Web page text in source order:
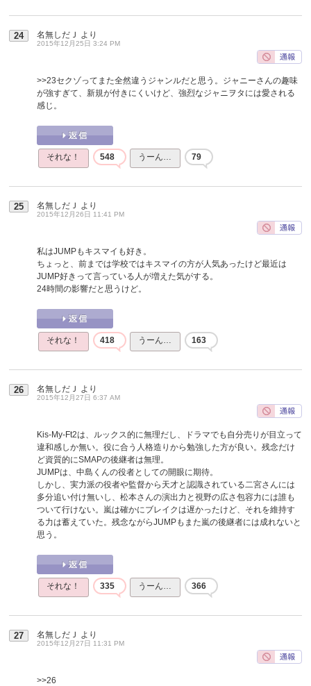
24 名無しだＪ より
2015年12月25日 3:24 PM
>>23セクゾってまた全然違うジャンルだと思う。ジャニーさんの趣味
が強すぎて、新規が付きにくいけど、強烈なジャニヲタには愛される
感じ。
それな！ 548 うーん… 79
25 名無しだＪ より
2015年12月26日 11:41 PM
私はJUMPもキスマイも好き。
ちょっと、前までは学校ではキスマイの方が人気あったけど最近は
JUMP好きって言っている人が増えた気がする。
24時間の影響だと思うけど。
それな！ 418 うーん… 163
26 名無しだＪ より
2015年12月27日 6:37 AM
Kis-My-Ft2は、ルックス的に無理だし、ドラマでも自分売りが目立って
違和感しか無い。役に合う人格造りから勉強した方が良い。残念だけ
ど資質的にSMAPの後継者は無理。
JUMPは、中島くんの役者としての開眼に期待。
しかし、実力派の役者や監督から天才と認識されている二宮さんには
多分追い付け無いし、松本さんの演出力と視野の広さ包容力には誰も
ついて行けない。嵐は確かにブレイクは遅かったけど、それを維持す
る力は蓄えていた。残念ながらJUMPもまた嵐の後継者には成れないと
思う。
それな！ 335 うーん… 366
27 名無しだＪ より
2015年12月27日 11:31 PM
>>26